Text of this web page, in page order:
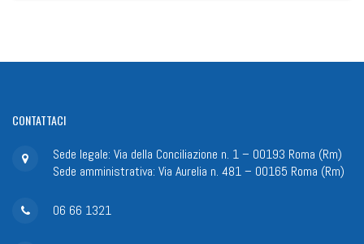
CONTATTACI
Sede legale: Via della Conciliazione n. 1 – 00193 Roma (Rm)
Sede amministrativa: Via Aurelia n. 481 – 00165 Roma (Rm)
06 66 1321